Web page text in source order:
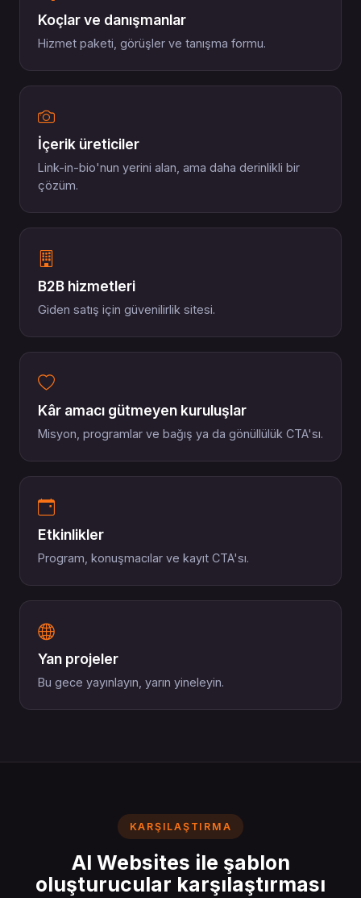
Koçlar ve danışmanlar
Hizmet paketi, görüşler ve tanışma formu.
İçerik üreticiler
Link-in-bio'nun yerini alan, ama daha derinlikli bir
çözüm.
B2B hizmetleri
Giden satış için güvenilirlik sitesi.
Kâr amacı gütmeyen kuruluşlar
Misyon, programlar ve bağış ya da gönüllülük CTA'sı.
Etkinlikler
Program, konuşmacılar ve kayıt CTA'sı.
Yan projeler
Bu gece yayınlayın, yarın yineleyin.
KARŞILAŞTIRMA
AI Websites ile şablon
oluşturucular karşılaştırması